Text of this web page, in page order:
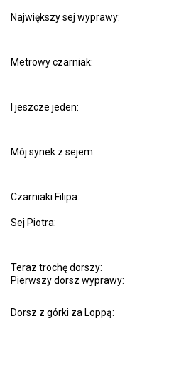
Największy sej wyprawy:
Metrowy czarniak:
I jeszcze jeden:
Mój synek z sejem:
Czarniaki Filipa:
Sej Piotra:
Teraz trochę dorszy:
Pierwszy dorsz wyprawy:
Dorsz z górki za Loppą: